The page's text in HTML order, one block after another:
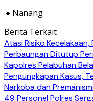
🔹Nanang
Berita Terkait
Atasi Risiko
Perbaungan Ditutup
Kapolres Pelabuhan
Pengungkapan Kasus,
Narkoba dan
49 Personel Polres